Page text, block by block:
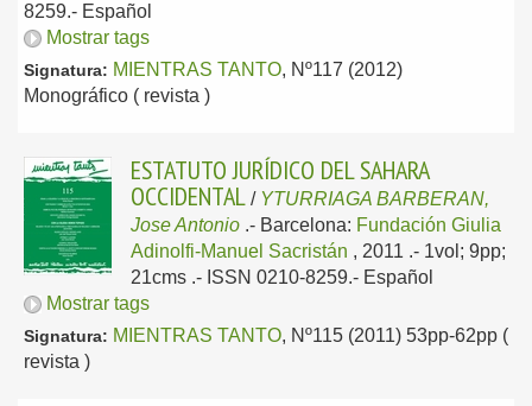
8259.- Español
Mostrar tags
Signatura: MIENTRAS TANTO, Nº117 (2012)
Monográfico ( revista )
ESTATUTO JURÍDICO DEL SAHARA
OCCIDENTAL / YTURRIAGA BARBERAN,
Jose Antonio .- Barcelona: Fundación Giulia
Adinolfi-Manuel Sacristán , 2011 .- 1vol; 9pp;
21cms .- ISSN 0210-8259.- Español
Mostrar tags
Signatura: MIENTRAS TANTO, Nº115 (2011) 53pp-62pp (
revista )